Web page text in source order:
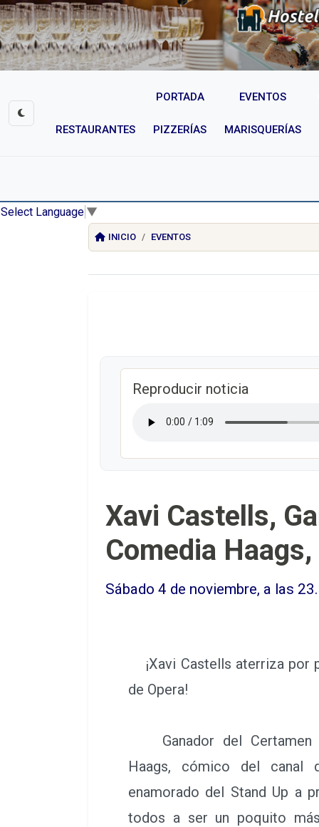
PORTADA EVENTOS
RESTAURANTES PIZZERÍAS MARISQUERÍAS
Select Language ▼
INICIO EVENTOS
Reproducir noticia
Xavi Castells,
Comedia Haags,
Sábado 4 de noviembre, a las
¡Xavi Castells aterriza por
de Opera!
Ganador del Certamen
Haags, cómico del canal
enamorado del Stand Up a
todos a ser un poquito